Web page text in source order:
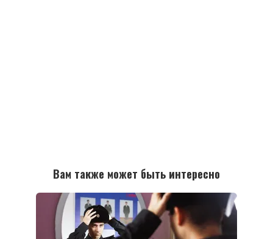
Вам также может быть интересно